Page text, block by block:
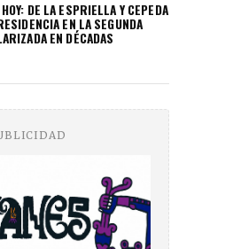
DE LA ESPRIELLA Y CEPEDA
EN LA SEGUNDA
EN DÉCADAS